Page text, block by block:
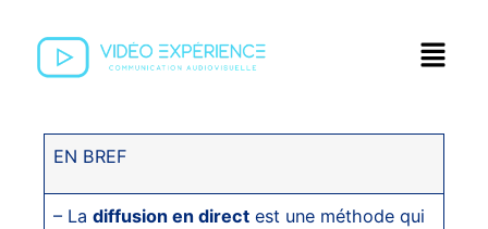
EN BREF
– Ladiffusion en direct est une méthode qui